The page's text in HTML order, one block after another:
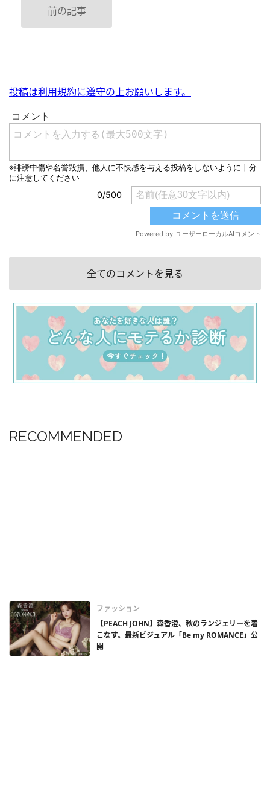
前の記事
投稿は利用規約に遵守の上お願いします。
全てのコメントを見る
RECOMMENDED
ファッション
【PEACH JOHN】森香澄、秋のランジェリーを着
こなす。最新ビジュアル「Be my ROMANCE」公
開